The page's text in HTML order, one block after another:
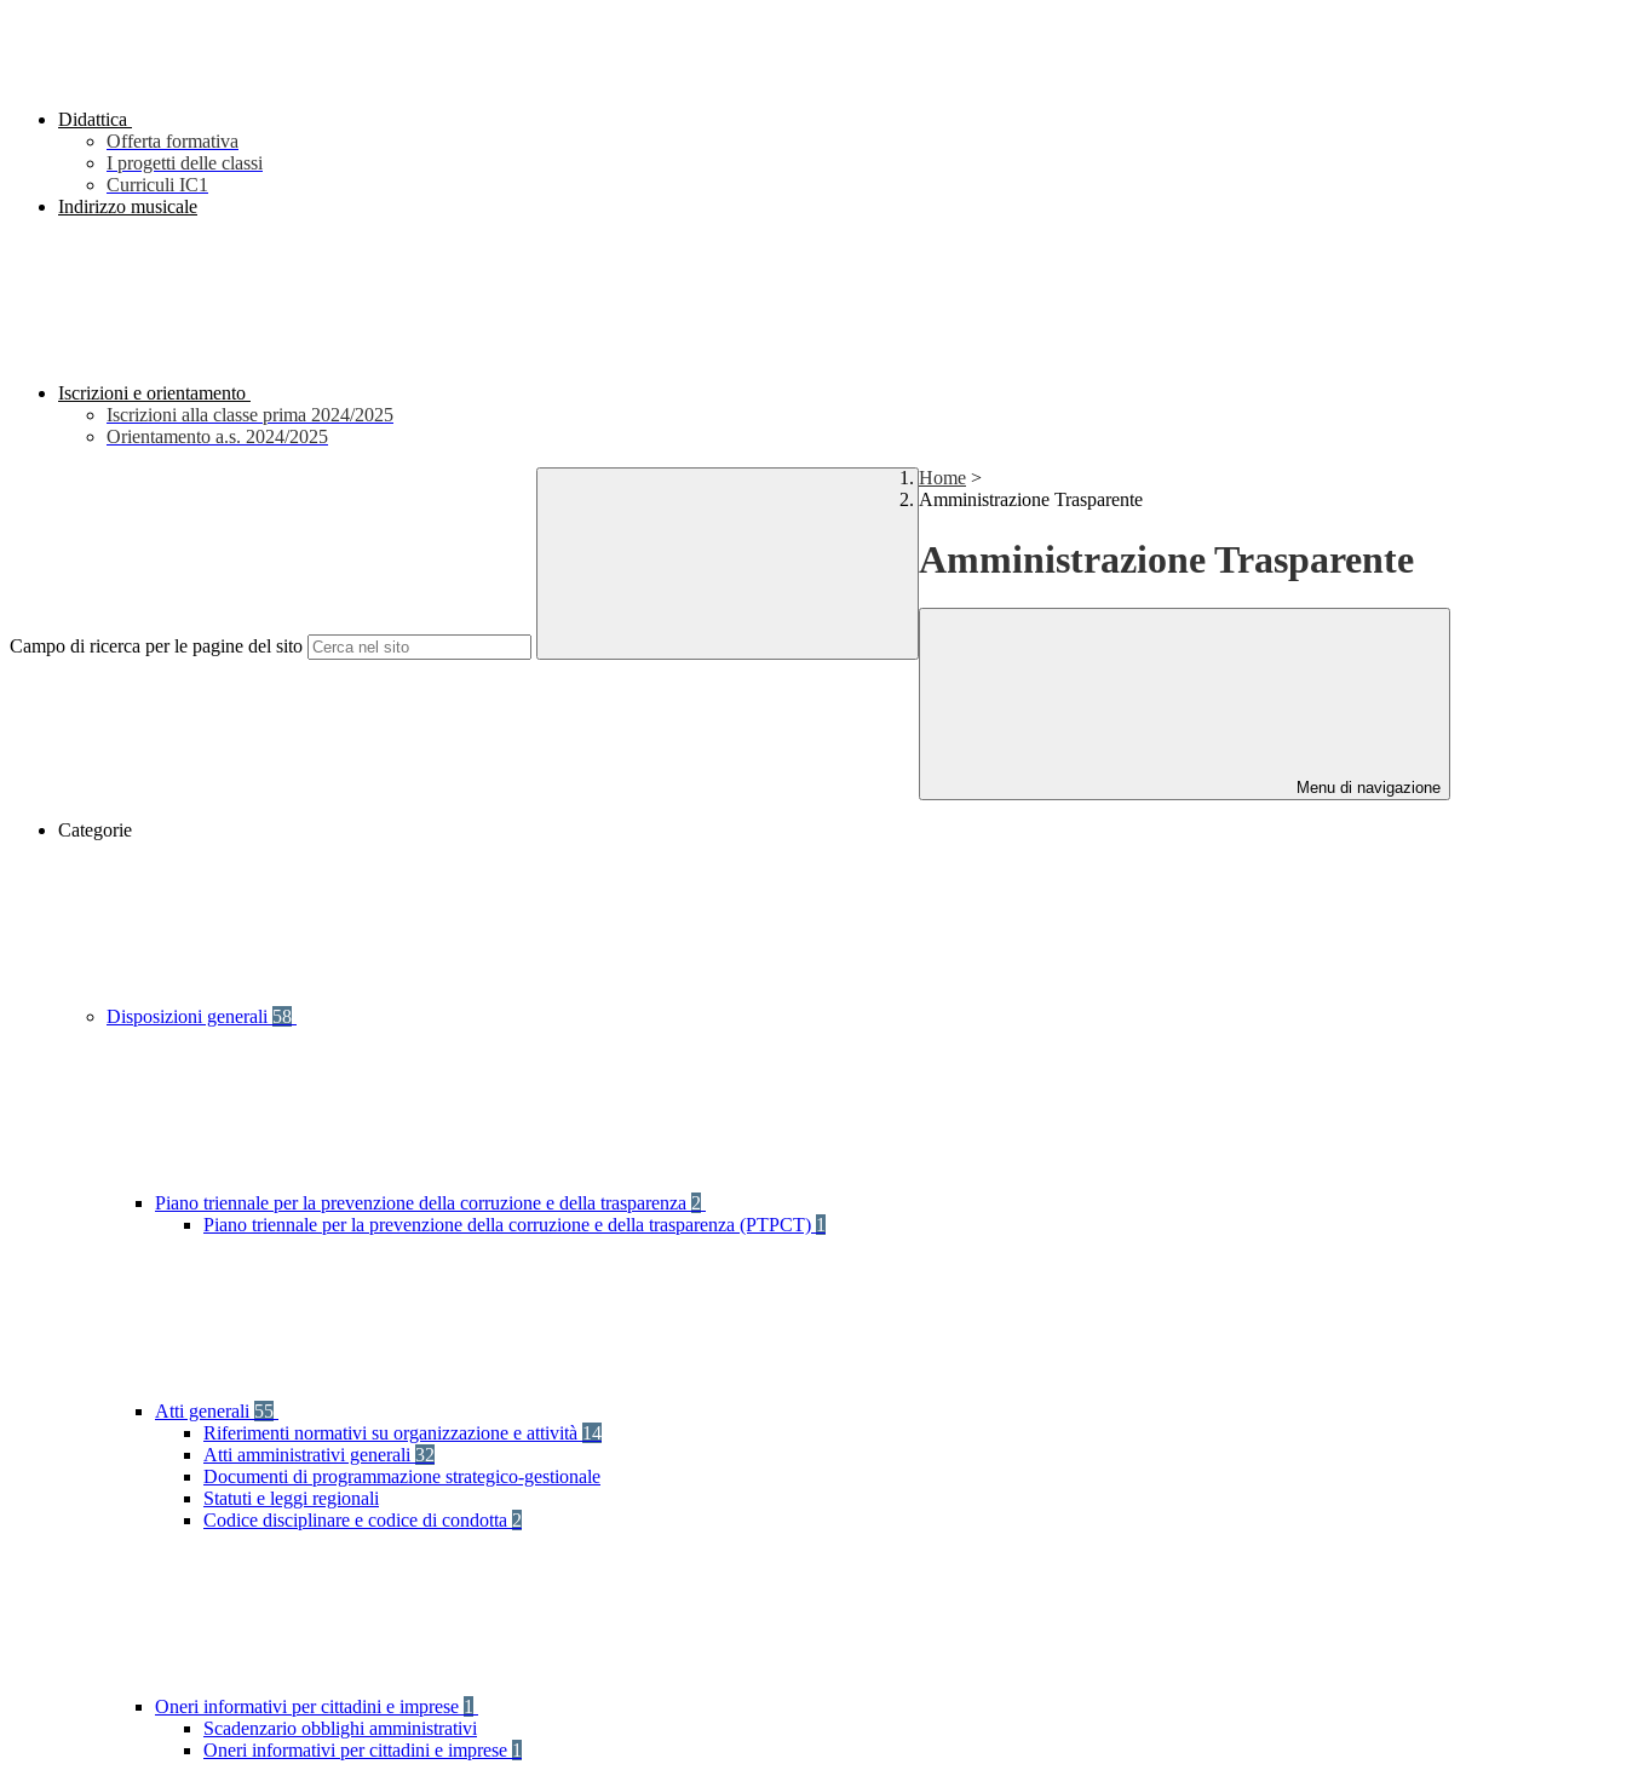
Didattica
Offerta formativa
I progetti delle classi
Curriculi IC1
Indirizzo musicale
Iscrizioni e orientamento
Iscrizioni alla classe prima 2024/2025
Orientamento a.s. 2024/2025
Campo di ricerca per le pagine del sito
Home >
Amministrazione Trasparente
Amministrazione Trasparente
Menu di navigazione
Categorie
Disposizioni generali 58
Piano triennale per la prevenzione della corruzione e della trasparenza 2
Piano triennale per la prevenzione della corruzione e della trasparenza (PTPCT) 1
Atti generali 55
Riferimenti normativi su organizzazione e attività 14
Atti amministrativi generali 32
Documenti di programmazione strategico-gestionale
Statuti e leggi regionali
Codice disciplinare e codice di condotta 2
Oneri informativi per cittadini e imprese 1
Scadenzario obblighi amministrativi
Oneri informativi per cittadini e imprese 1